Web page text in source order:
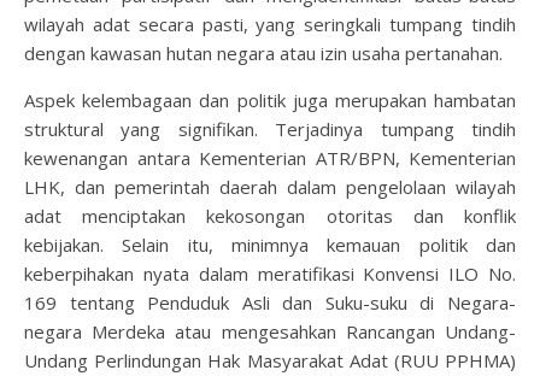
wilayah adat secara pasti, yang seringkali tumpang tindih
dengan kawasan hutan negara atau izin usaha pertanahan.
Aspek kelembagaan dan politik juga merupakan hambatan
struktural yang signifikan. Terjadinya tumpang tindih
kewenangan antara Kementerian ATR/BPN, Kementerian
LHK, dan pemerintah daerah dalam pengelolaan wilayah
adat menciptakan kekosongan otoritas dan konflik
kebijakan. Selain itu, minimnya kemauan politik dan
keberpihakan nyata dalam meratifikasi Konvensi ILO No.
169 tentang Penduduk Asli dan Suku-suku di Negara-
negara Merdeka atau mengesahkan Rancangan Undang-
Undang Perlindungan Hak Masyarakat Adat (RUU PPHMA)